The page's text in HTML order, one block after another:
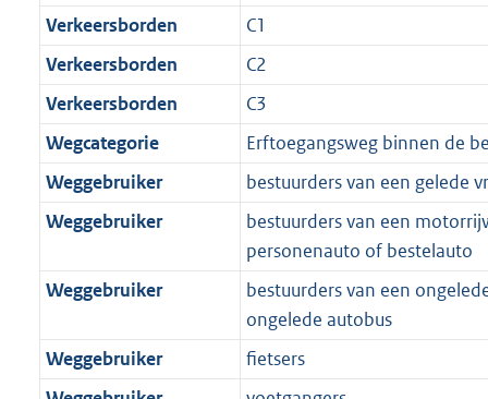
Verkeersborden
C1
Verkeersborden
C2
Verkeersborden
C3
Wegcategorie
Erftoegangsweg binnen de
Weggebruiker
bestuurders van een gelede
Weggebruiker
bestuurders van een
personenauto of bestelauto
Weggebruiker
bestuurders van een
ongelede autobus
Weggebruiker
fietsers